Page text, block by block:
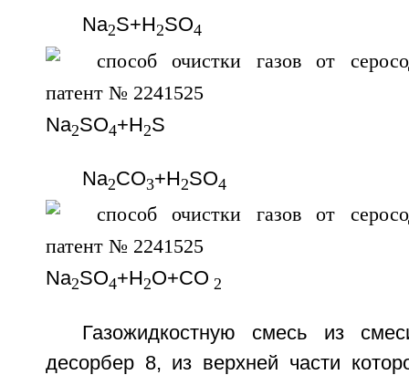
Na2S+H2SO4
Na2SO4+H2S
Nа2СО3+H2SO4
Na2SO4+H2O+CO 2
Газожидкостную смесь из
десорбер 8, из верхней части